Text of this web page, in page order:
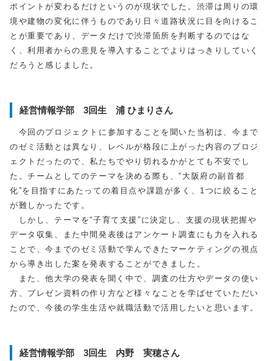
ポイントが変わるだけというのが現状でした。渋滞は周りの環
境や建物の変化に伴うものであり日々道路状況に目を向けるこ
とが重要であり、データだけで渋滞箇所を判断するのではな
く、利用者からの意見を導入することでよりはっきりしていく
だろうと感じました。
経営情報学部 3回生 浦 ひまりさん
今回のプロジェクトに参加することを聞いた当初は、今まで
のゼミ活動とは異なり、レベルが格段に上がった内容のプロジ
ェクトだったので、私たちでやり切れるかがとても不安でし
た。チームとしてのテーマを決める際も、“大阪府の副首都
化”を目指すにあたっての着目点や課題が多く、 1 つに絞ること
が難しかったです。
しかし、テーマを“子育て支援”に決定し、支援の現状把握や
データ収集、また中間発表後はアンケート調査にも力を入れる
ことで、今までのゼミ活動で学んできたマーケティングの視点
から導き出した案を発表することができました。
また、他大学の発表を聞く中で、調査の仕方やデータの使い
方、プレゼン資料の作り方など様々なことを学ばせていただい
たので、今後の学生生活や就職活動で活用したいと思います。
経営情報学部 3回生 内野 実穂さん